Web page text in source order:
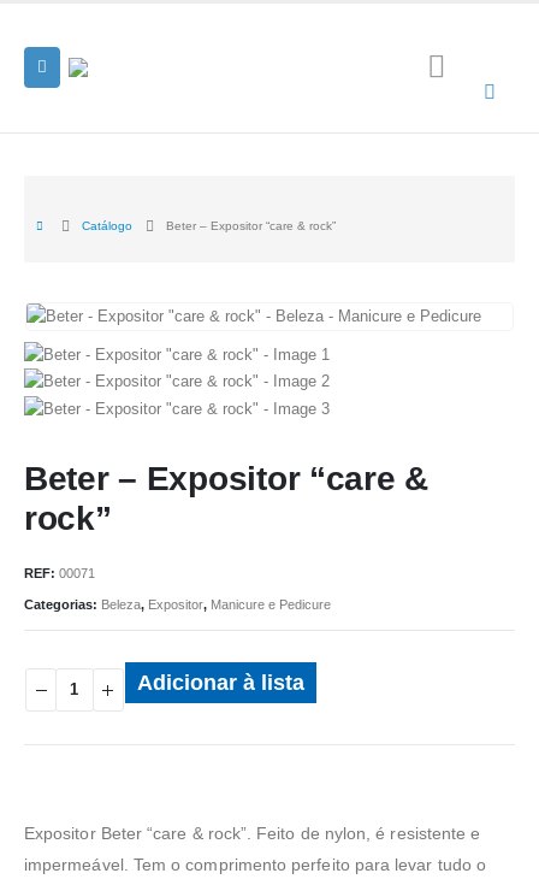
Catálogo Beter – Expositor “care & rock”
Beter – Expositor “care &
rock”
REF: 00071
Categorias: Beleza, Expositor, Manicure e Pedicure
Adicionar à lista
Expositor Beter “care & rock”. Feito de nylon, é resistente e
impermeável. Tem o comprimento perfeito para levar tudo o